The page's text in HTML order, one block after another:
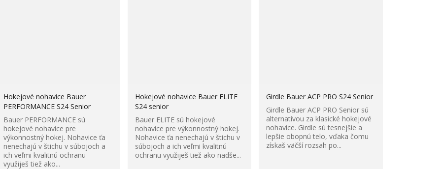
Hokejové nohavice Bauer
PERFORMANCE S24 Senior
Bauer PERFORMANCE sú
hokejové nohavice pre
výkonnostný hokej. Nohavice ťa
nenechajú v štichu v súbojoch a
ich veľmi kvalitnú ochranu
využiješ tiež ako...
Hokejové nohavice Bauer ELITE
S24 senior
Bauer ELITE sú hokejové
nohavice pre výkonnostný hokej.
Nohavice ťa nenechajú v štichu v
súbojoch a ich veľmi kvalitnú
ochranu využiješ tiež ako nadše...
Girdle Bauer ACP PRO S24 Senior
Girdle Bauer ACP PRO Senior sú
alternatívou za klasické hokejové
nohavice. Girdle sú tesnejšie a
lepšie obopnú telo, vďaka čomu
získaš väčší rozsah po...